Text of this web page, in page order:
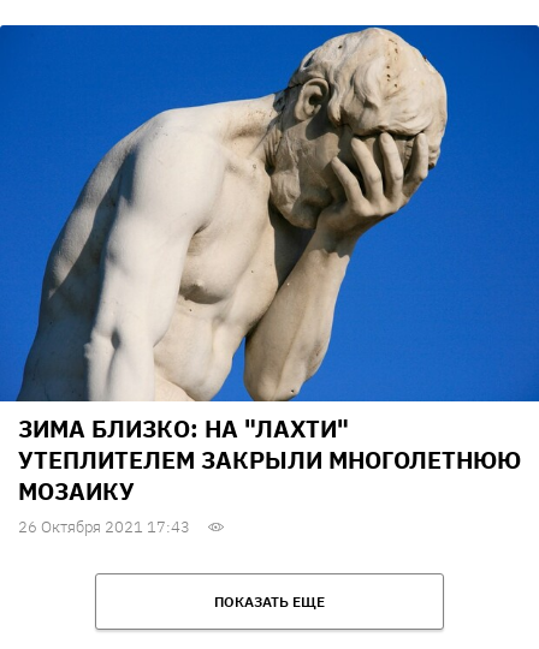
ЗИМА БЛИЗКО: НА "ЛАХТИ"
УТЕПЛИТЕЛЕМ ЗАКРЫЛИ МНОГОЛЕТНЮЮ
МОЗАИКУ
26 Октября 2021 17:43
ПОКАЗАТЬ ЕЩЕ